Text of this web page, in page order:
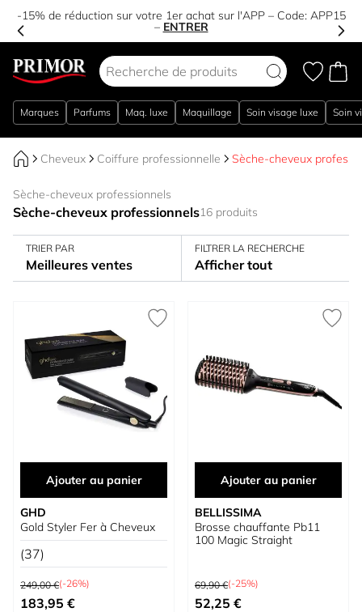
-15% de réduction sur votre 1er achat sur l'APP – Code: APP15
– ENTRER
Marques Parfums Maq. luxe Maquillage Soin visage luxe Soin
Cheveux Coiffure professionnelle Sèche-cheveux
Sèche-cheveux professionnels
Sèche-cheveux professionnels16 produits
TRIER PAR
Meilleures ventes
FILTRER LA RECHERCHE
Afficher tout
Ajouter au panier
GHD
Gold Styler Fer à Cheveux
(37)
Prix normal
249,00 €(-26%)
Prix spécial
183,95 €
Ajouter au panier
BELLISSIMA
Brosse chauffante Pb11
100 Magic Straight
Prix normal
69,90 €(-25%)
Prix spécial
52,25 €